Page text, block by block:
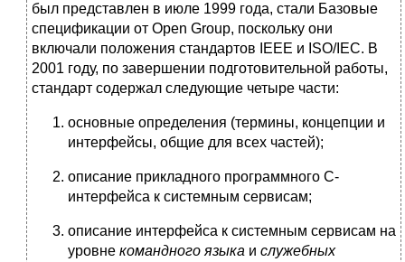
был представлен в июле 1999 года, стали Базовые
спецификации от Open Group, поскольку они
включали положения стандартов IEEE и ISO/IEC. В
2001 году, по завершении подготовительной работы,
стандарт содержал следующие четыре части:
основные определения (термины, концепции и
интерфейсы, общие для всех частей);
описание прикладного программного C-
интерфейса к системным сервисам;
описание интерфейса к системным сервисам на
уровне командного языка и служебных